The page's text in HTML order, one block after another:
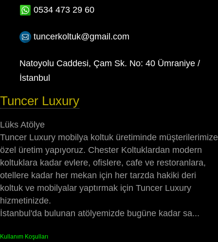
0534 473 29 60
tuncerkoltuk@gmail.com
Natoyolu Caddesi, Çam Sk. No: 40 Ümraniye /
İstanbul
Tuncer Luxury
Lüks Atölye
Tuncer Luxury mobilya koltuk üretiminde müşterilerimize
özel üretim yapıyoruz. Chester Koltuklardan modern
koltuklara kadar evlere, ofislere, cafe ve restoranlara,
otellere kadar her mekan için her tarzda hakiki deri
koltuk ve mobilyalar yaptırmak için Tuncer Luxury
hizmetinizde.
İstanbul'da bulunan atölyemizde bugüne kadar sa...
Kullanım Koşulları